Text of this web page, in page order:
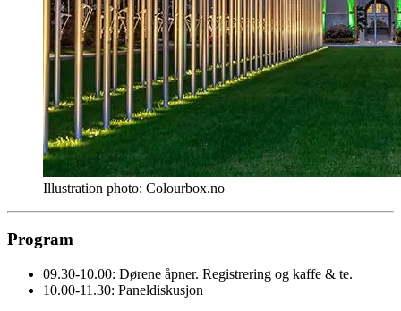
Illustration photo: Colourbox.no
Program
09.30-10.00: Dørene åpner. Registrering og kaffe & te.
10.00-11.30: Paneldiskusjon